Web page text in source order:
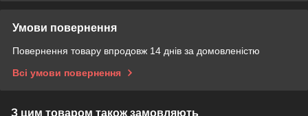
Умови повернення
Повернення товару впродовж 14 днів за домовленістю
Всі умови повернення
З цим товаром також замовляють